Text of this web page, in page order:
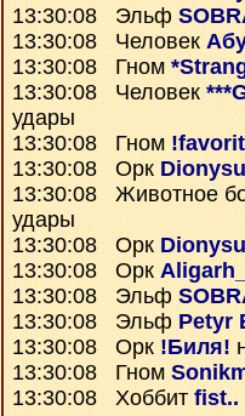
13:30:08 Эльф
13:30:08 Человек
13:30:08 Гном
13:30:08 Человек
удары
13:30:08 Гном
13:30:08 Орк
13:30:08 Животное
удары
13:30:08 Орк
13:30:08 Орк
13:30:08 Эльф
13:30:08 Эльф Petyr
13:30:08 Орк !Биля!
13:30:08 Гном
13:30:08 Хоббит fist..